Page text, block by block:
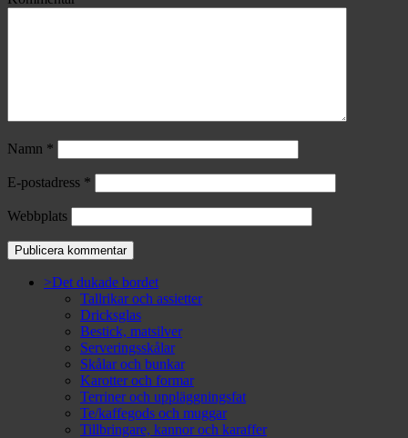
Namn *
E-postadress *
Webbplats
>Det dukade bordet
Tallrikar och assietter
Dricksglas
Bestick, matsilver
Serveringsskålar
Skålar och bunkar
Karotter och formar
Terriner och uppläggningsfat
Te/kaffegods och muggar
Tillbringare, kannor och karaffer